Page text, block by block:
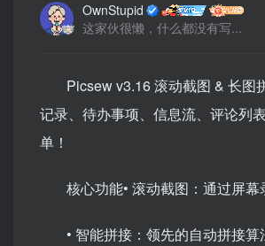
OwnStupid
这家伙很懒，什么都没有写...
Picsew v3.16 滚动截图 & 长
记录、待办事项、信息流、评论列
单！
核心功能• 滚动截图：通过屏幕
• 智能拼接：领先的自动拼接算